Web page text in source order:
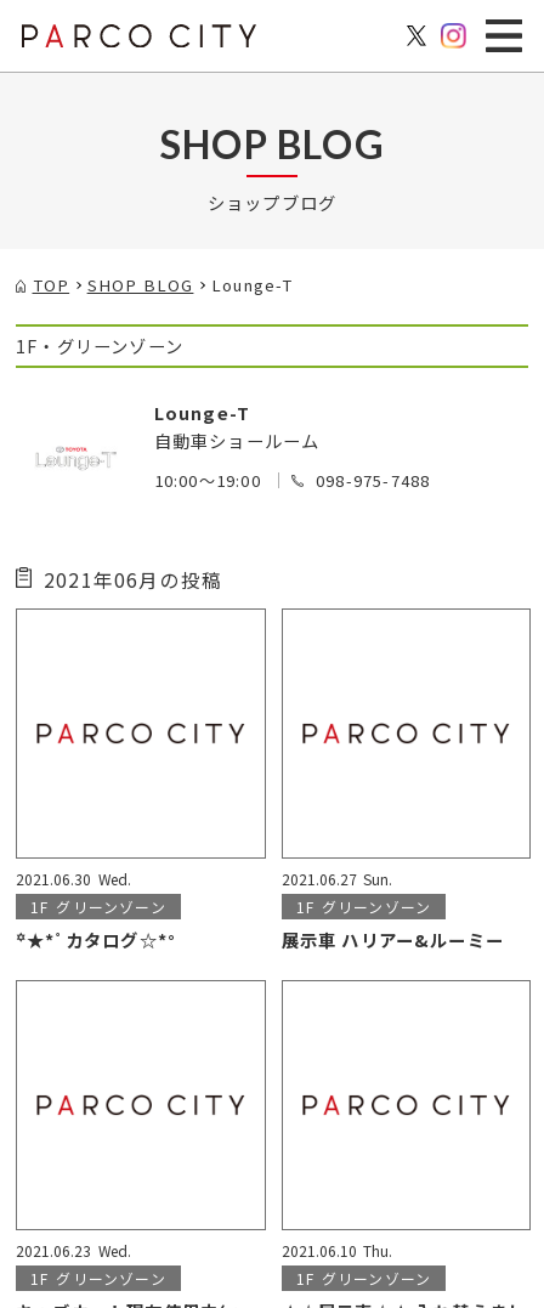
SHOP BLOG
ショップブログ
TOP SHOP BLOG Lounge-T
1F・グリーンゾーン
Lounge-T
自動車ショールーム
10:00～19:00 098-975-7488
2021年06月の投稿
2021.06.30 Wed.
1F グリーンゾーン
꙳★*ﾟカタログ☆*°
2021.06.27 Sun.
1F グリーンゾーン
展示車 ハリアー&ルーミー
2021.06.23 Wed.
1F グリーンゾーン
2021.06.10 Thu.
1F グリーンゾーン